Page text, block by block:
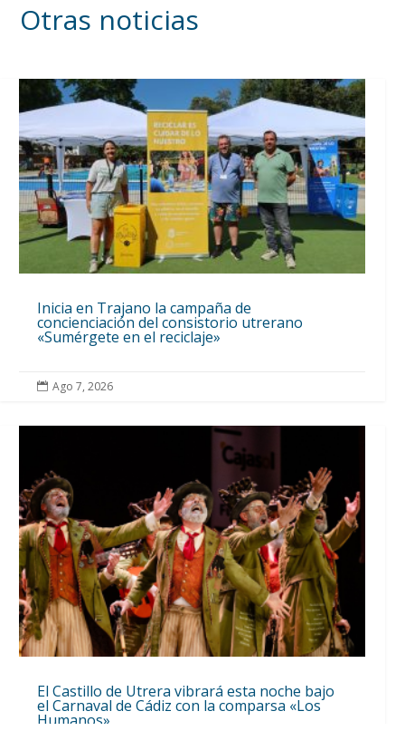
Otras noticias
Inicia en Trajano la campaña de
concienciación del consistorio utrerano
«Sumérgete en el reciclaje»
 Ago 7, 2026
El Castillo de Utrera vibrará esta noche bajo
el Carnaval de Cádiz con la comparsa «Los
Humanos»